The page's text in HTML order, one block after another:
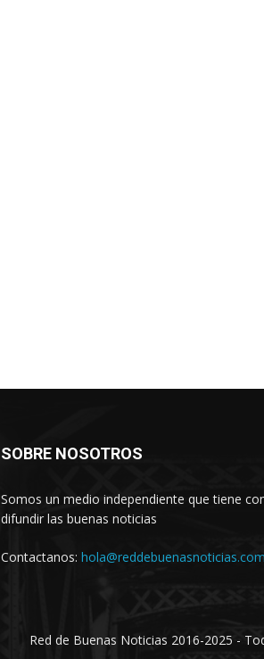
SOBRE NOSOTROS
Somos un medio independiente que tiene
difundir las buenas noticias
Contactanos: hola@reddebuenasnoticias.com
Red de Buenas Noticias 2016-2025 -